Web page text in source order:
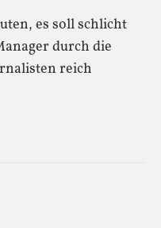
es soll schlicht
durch die
reich